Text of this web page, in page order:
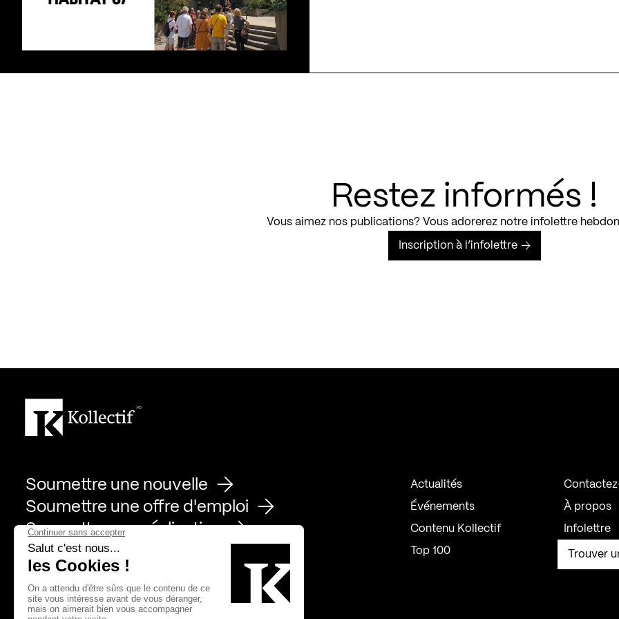
Restez informés !
Vous aimez nos publications? Vous adorerez notre infolettre
Inscription à l’infolettre
Soumettre une nouvelle
Soumettre une offre d'emploi
Soumettre une réalisation
Actualités
Événements
Contenu Kollectif
Top 100
À propos
Infolettre
Trouver
Page Facebook de Kollectif
Page Instagram de Kollectif
Page Linkedin de Kollectif